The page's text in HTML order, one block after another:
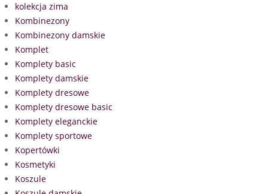
kolekcja zima
Kombinezony
Kombinezony damskie
Komplet
Komplety basic
Komplety damskie
Komplety dresowe
Komplety dresowe basic
Komplety eleganckie
Komplety sportowe
Kopertówki
Kosmetyki
Koszule